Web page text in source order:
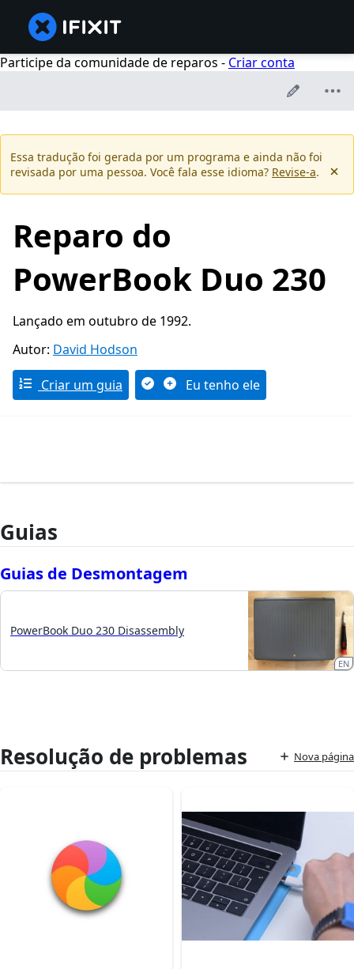
Participe da comunidade de reparos - Criar conta
Essa tradução foi gerada por um programa e ainda não foi
revisada por uma pessoa. Você fala esse idioma? Revise-a.
Reparo do
PowerBook Duo 230
Lançado em outubro de 1992.
Autor: David Hodson
Criar um guia Eu tenho ele
Guias
Guias de Desmontagem
PowerBook Duo 230 Disassembly
EN
Resolução de problemas Nova página